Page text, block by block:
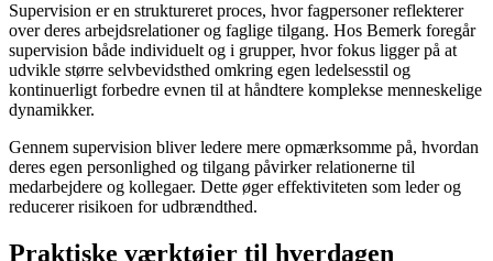
Supervision er en struktureret proces, hvor fagpersoner reflekterer
over deres arbejdsrelationer og faglige tilgang. Hos Bemerk foregår
supervision både individuelt og i grupper, hvor fokus ligger på at
udvikle større selvbevidsthed omkring egen ledelsesstil og
kontinuerligt forbedre evnen til at håndtere komplekse menneskelige
dynamikker.
Gennem supervision bliver ledere mere opmærksomme på, hvordan
deres egen personlighed og tilgang påvirker relationerne til
medarbejdere og kollegaer. Dette øger effektiviteten som leder og
reducerer risikoen for udbrændthed.
Praktiske værktøjer til hverdagen